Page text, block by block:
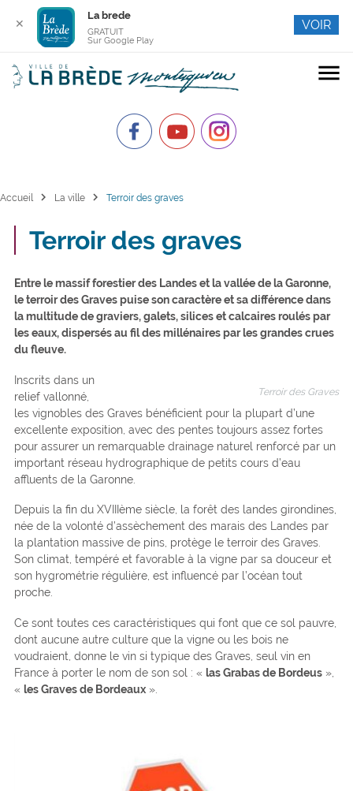
menu
Accueil chevron_right La ville chevron_right Terroir des graves
Terroir des graves
Entre le massif forestier des Landes et la vallée de la Garonne,
le terroir des Graves puise son caractère et sa différence dans
la multitude de graviers, galets, silices et calcaires roulés par
les eaux, dispersés au fil des millénaires par les grandes crues
du fleuve.
Terroir des Graves
Inscrits dans un
relief vallonné,
les vignobles des Graves bénéficient pour la plupart d’une
excellente exposition, avec des pentes toujours assez fortes
pour assurer un remarquable drainage naturel renforcé par un
important réseau hydrographique de petits cours d’eau
affluents de la Garonne.
Depuis la fin du XVIIIème siècle, la forêt des landes girondines,
née de la volonté d’assèchement des marais des Landes par
la plantation massive de pins, protège le terroir des Graves.
Son climat, tempéré et favorable à la vigne par sa douceur et
son hygrométrie régulière, est influencé par l’océan tout
proche.
Ce sont toutes ces caractéristiques qui font que ce sol pauvre,
dont aucune autre culture que la vigne ou les bois ne
voudraient, donne le vin si typique des Graves, seul vin en
France à porter le nom de son sol : « las Grabas de Bordeus»,
« les Graves de Bordeaux».
✕
La brede
GRATUIT
Sur Google Play
VOIR